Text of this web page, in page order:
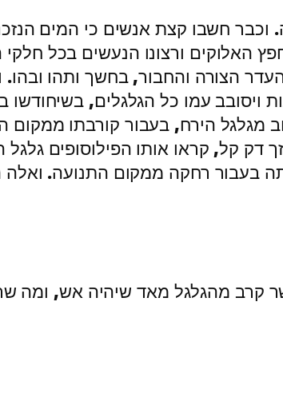
וכבר חשבו קצת אנשים כי המים
האלוקים ורצונו הנעשים בכל
הצורה והחבור, בחשך ותהו ובהו.
ויסובב עמו כל הגלגלים, בשיחודשו
מגלגל הירח, בעבור קורבתו
קל, קראו אותו הפילוסופים גלגל
בעבור רחקה ממקום התנועה. ואלה
קרב מהגלגל מאד שיהיה אש, ומה